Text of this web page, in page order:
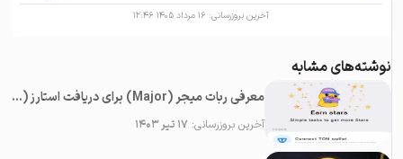
آخرین بروزرسانی: ۱۶ مرداد ۱۴۰۵ ۱۲:۴۶
نوشته‌های مشابه
معرفی ربات میجر (Major) برای دریافت استارز (Stars) رایگان در تلگرام
آخرین بروزرسانی:۱۷ تیر ۱۴۰۳